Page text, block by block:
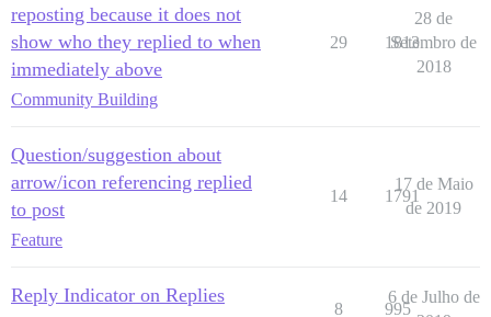
reposting because it does not
show who they replied to when
immediately above
Community Building
29 1813
28 de
Setembro de
2018
Question/suggestion about
arrow/icon referencing replied
to post
Feature
14 1791
17 de Maio
de 2019
Reply Indicator on Replies
8 995
6 de Julho de